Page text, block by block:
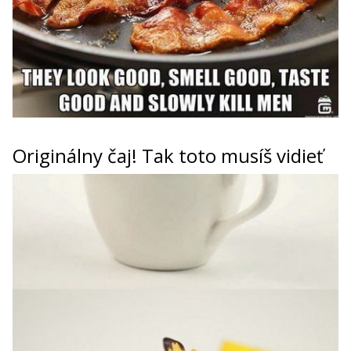
Originálny čaj! Tak toto musíš vidieť